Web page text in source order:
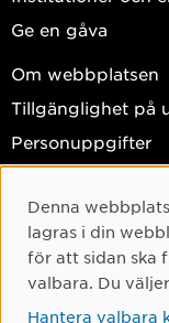
Ge en gåva
Om webbplatsen
Tillgänglighet på
Personuppgifter
Instagram
TikTok
Cookie-
Denna
lagras i din
för att sidan ska
valbara. Du
Hantera valbara